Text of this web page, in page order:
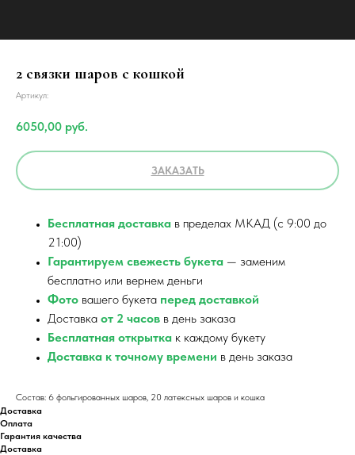
2 связки шаров c кошкой
Артикул:
6050,00 руб.
ЗАКАЗАТЬ
Бесплатная доставка в пределах МКАД (с 9:00 до
21:00)
Гарантируем свежесть букета — заменим
бесплатно или вернем деньги
Фото вашего букета перед доставкой
Доставка от 2 часов в день заказа
Бесплатная открытка к каждому букету
Доставка к точному времени в день заказа
Состав: 6 фольгированных шаров, 20 латексных шаров и кошка
Доставка
Оплата
Гарантия качества
Доставка